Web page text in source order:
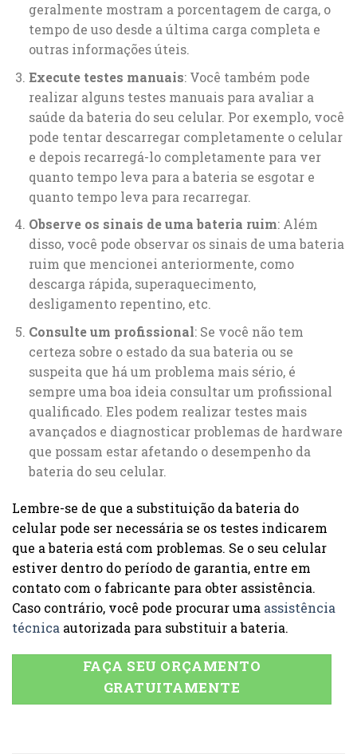
geralmente mostram a porcentagem de carga, o
tempo de uso desde a última carga completa e
outras informações úteis.
Execute testes manuais: Você também pode
realizar alguns testes manuais para avaliar a
saúde da bateria do seu celular. Por exemplo, você
pode tentar descarregar completamente o celular
e depois recarregá-lo completamente para ver
quanto tempo leva para a bateria se esgotar e
quanto tempo leva para recarregar.
Observe os sinais de uma bateria ruim: Além
disso, você pode observar os sinais de uma bateria
ruim que mencionei anteriormente, como
descarga rápida, superaquecimento,
desligamento repentino, etc.
Consulte um profissional: Se você não tem
certeza sobre o estado da sua bateria ou se
suspeita que há um problema mais sério, é
sempre uma boa ideia consultar um profissional
qualificado. Eles podem realizar testes mais
avançados e diagnosticar problemas de hardware
que possam estar afetando o desempenho da
bateria do seu celular.
Lembre-se de que a substituição da bateria do
celular pode ser necessária se os testes indicarem
que a bateria está com problemas. Se o seu celular
estiver dentro do período de garantia, entre em
contato com o fabricante para obter assistência.
Caso contrário, você pode procurar uma assistência
técnica autorizada para substituir a bateria.
FAÇA SEU ORÇAMENTO
GRATUITAMENTE